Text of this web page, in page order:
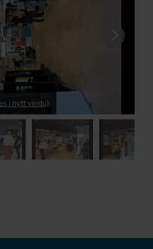
Neste
i nytt vindu)